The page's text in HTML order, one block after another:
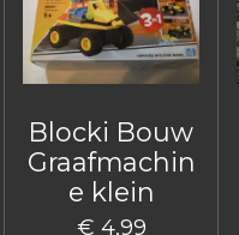
Blocki Bouw
Graafmachin
e klein
€ 4,99